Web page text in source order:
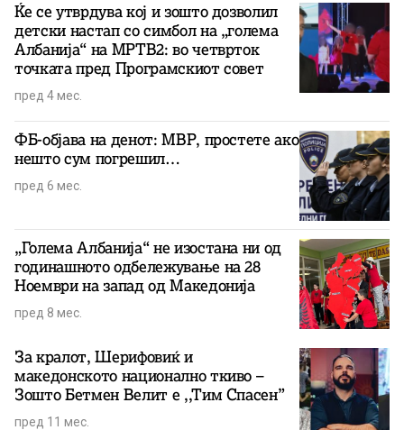
Ќе се утврдува кој и зошто дозволил
детски настап со симбол на „голема
Албанија“ на МРТВ2: во четврток
точката пред Програмскиот совет
пред 4 мес.
ФБ-објава на денот: МВР, простете ако
нешто сум погрешил…
пред 6 мес.
„Голема Албанија“ не изостана ни од
годинашното одбележување на 28
Ноември на запад од Македонија
пред 8 мес.
За кралот, Шерифовиќ и
македонското национално ткиво –
Зошто Бетмен Велит е ,,Тим Спасен”
пред 11 мес.